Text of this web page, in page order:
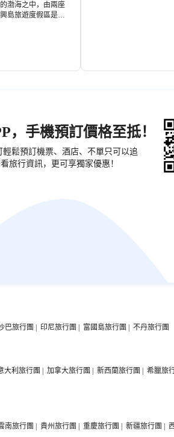
渤海之中，由兩座
島旅遊度假區是一
，手機預訂價格至抵！
輕鬆預訂機票、酒店、不單只可以追
旅行資訊，更可享獨家優惠！
巴旅行團 | 印尼旅行團 | 富國島旅行團 | 不丹旅行團
大利旅行團 | 加拿大旅行團 | 新西蘭旅行團 | 希臘旅
南旅行團 | 貴州旅行團 | 重慶旅行團 | 新疆旅行團 |